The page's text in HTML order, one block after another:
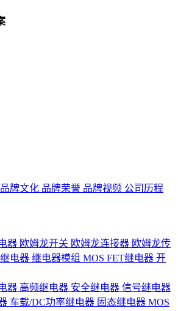
品牌文化 品牌荣誉 品牌视频 公司历程
器 欧姆龙开关 欧姆龙连接器 欧姆龙传
电器 继电器模组 MOS FET继电器 开
器 高频继电器 安全继电器 信号继电器
车载/DC功率继电器 固态继电器 MOS